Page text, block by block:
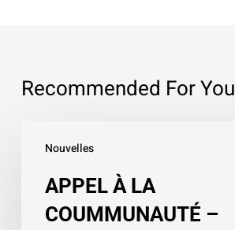
Recommended For You
Nouvelles
COUMMUNAUTÉ
APPEL À LA
COUMMUNAUTÉ –